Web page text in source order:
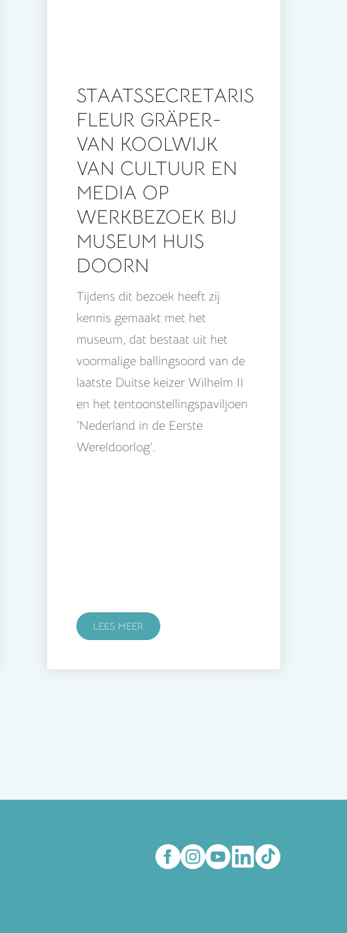
STAATSSECRETARIS
FLEUR GRÄPER-
VAN KOOLWIJK
VAN CULTUUR EN
MEDIA OP
WERKBEZOEK BIJ
MUSEUM HUIS
DOORN
Tijdens dit bezoek heeft zij
kennis gemaakt met het
museum, dat bestaat uit het
voormalige ballingsoord van de
laatste Duitse keizer Wilhelm II
en het tentoonstellingspaviljoen
‘Nederland in de Eerste
Wereldoorlog’.
LEES MEER